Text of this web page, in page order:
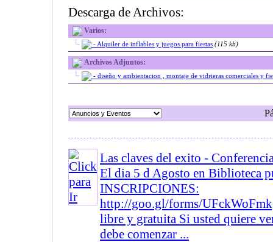
Descarga de Archivos:
Varios:
- Alquiler de inflables y juegos para fiestas (115 kb)
Archivos Adjuntos:
- diseño y ambientacion , montaje de vidrieras comerciales y
Las claves del exito -
El dia 5 d Agosto en Biblioteca
INSCRIPCIONES:
http://goo.gl/forms/
libre y gratuita Si usted quiere
debe comenzar ...